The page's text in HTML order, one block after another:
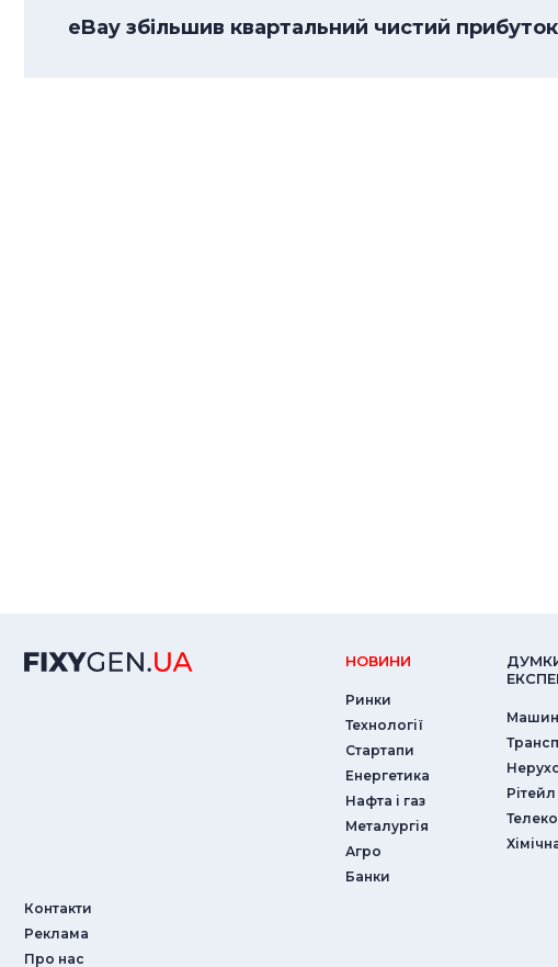
eBay збільшив квартальний чистий прибуток
Контакти
Реклама
Про нас
НОВИНИ
Ринки
Технології
Стартапи
Енергетика
Нафта і газ
Металургія
Агро
Банки
Рітейл